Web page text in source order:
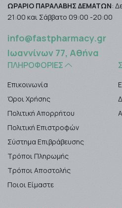
ΩΡΑΡΙΟ ΠΑΡΑΛΑΒΗΣ ΔΕΜΑΤΩΝ:
21:00 και Σάββατο 09:00 -20:00
info@fastpharmacy.gr
Ιωαννίνων 77, Αθήνα
ΠΛΗΡΟΦΟΡΊΕΣ
Επικοινωνία
Όροι Χρήσης
Πολιτική Απορρήτου
Πολιτική Επιστροφών
Σύστημα Επιβράβευσης
Τρόποι Πληρωμής
Τρόποι Αποστολής
Ποιοι Είμαστε